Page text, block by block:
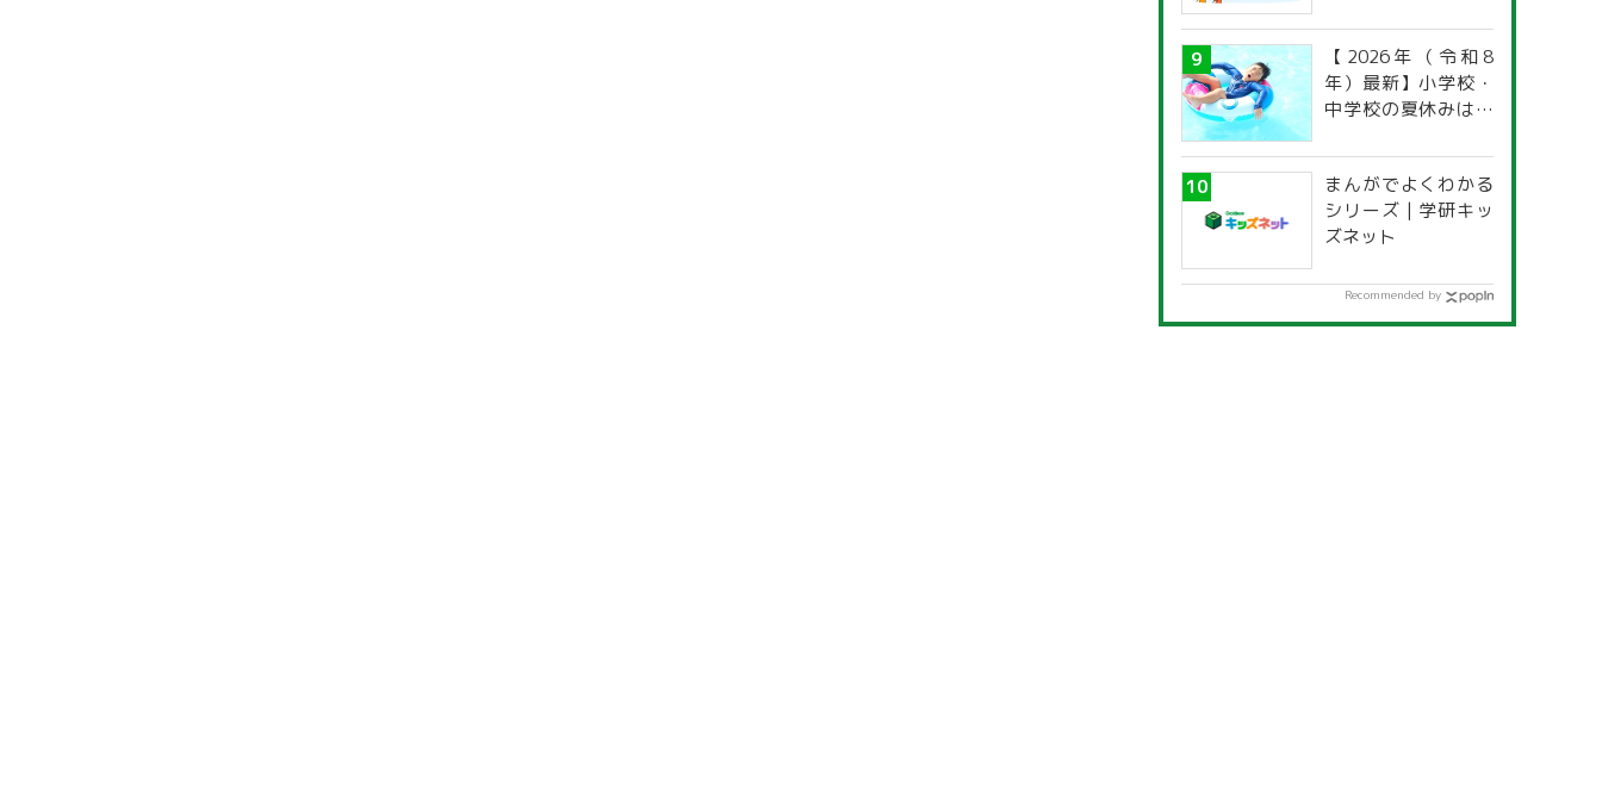
【2026年（令和8
年）最新】小学校・
中学校の夏休みはい
道府県別「夏季休暇
一覧」
まんがでよくわかる
シリーズ | 学研キッ
ズネット
Recommended by